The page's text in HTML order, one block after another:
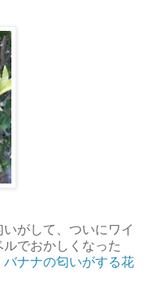
がして、ついにワイ
でおかしくなった
バナナの匂いがする花